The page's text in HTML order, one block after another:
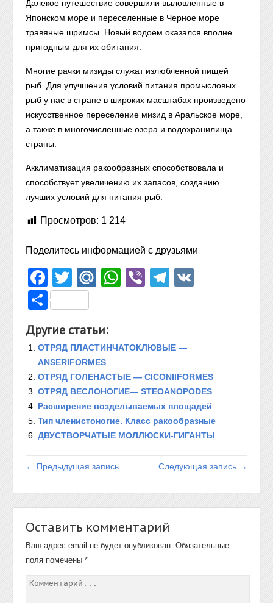
Далекое путешествие совершили выловленные в
Японском море и переселенные в Черное море
травяные шримсы. Новый водоем оказался вполне
пригодным для их обитания.
Многие рачки мизиды служат излюбленной пищей
рыб. Для улучшения условий питания промысловых
рыб у нас в стране в широких масштабах произведено
искусственное переселение мизид в Аральское море,
а также в многочисленные озера и водохранилища
страны.
Акклиматизация ракообразных способствовала и
способствует увеличению их запасов, созданию
лучших условий для питания рыб.
Просмотров: 1 214
Поделитесь информацией с друзьями
Facebook
TwitterMail.Ru
WhatsApp
ViberTelegram
Отправить
Другие статьи:
ОТРЯД ПЛАСТИНЧАТОКЛЮВЫЕ —
ANSERIFORMES
ОТРЯД ГОЛЕНАСТЫЕ — CICONIIFORMES
ОТРЯД ВЕСЛОНОГИЕ— STEOANOPODES
Расширение возделываемых площадей
Тип членистоногие. Класс ракообразные
ДВУСТВОРЧАТЫЕ МОЛЛЮСКИ-ГИГАНТЫ
← Предыдущая запись Следующая запись →
Оставить комментарий
Ваш адрес email не будет опубликован. Обязательные
поля помечены*